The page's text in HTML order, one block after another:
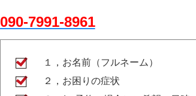
090-7991-8961
１，お名前（フルネーム）
２，お困りの症状